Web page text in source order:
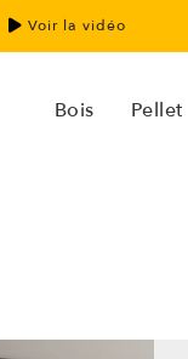
Voir la vidéo
Bois Pellet